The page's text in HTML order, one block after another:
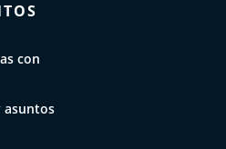
con
asuntos